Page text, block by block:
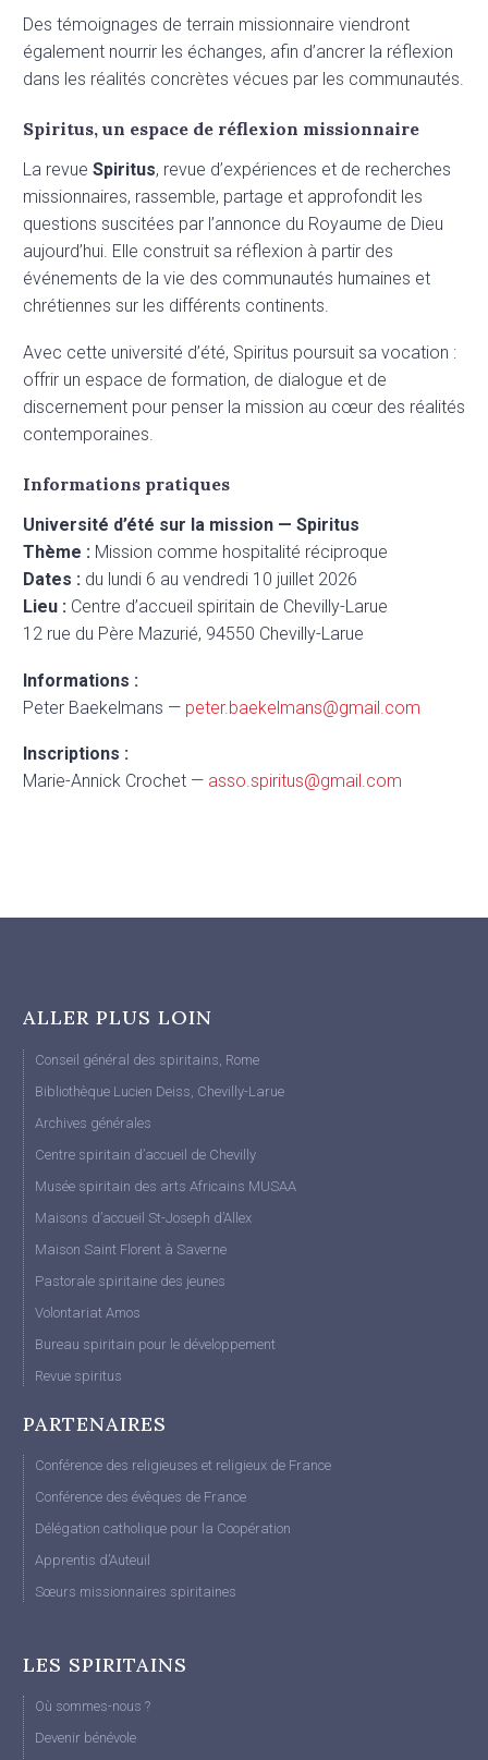
Des témoignages de terrain missionnaire viendront
également nourrir les échanges, afin d’ancrer la réflexion
dans les réalités concrètes vécues par les communautés.
Spiritus, un espace de réflexion missionnaire
La revue Spiritus, revue d’expériences et de recherches
missionnaires, rassemble, partage et approfondit les
questions suscitées par l’annonce du Royaume de Dieu
aujourd’hui. Elle construit sa réflexion à partir des
événements de la vie des communautés humaines et
chrétiennes sur les différents continents.
Avec cette université d’été, Spiritus poursuit sa vocation :
offrir un espace de formation, de dialogue et de
discernement pour penser la mission au cœur des réalités
contemporaines.
Informations pratiques
Université d’été sur la mission — Spiritus
Thème : Mission comme hospitalité réciproque
Dates : du lundi 6 au vendredi 10 juillet 2026
Lieu : Centre d’accueil spiritain de Chevilly-Larue
12 rue du Père Mazurié, 94550 Chevilly-Larue
Informations :
Peter Baekelmans — peter.baekelmans@gmail.com
Inscriptions :
Marie-Annick Crochet — asso.spiritus@gmail.com
ALLER PLUS LOIN
Conseil général des spiritains, Rome
Bibliothèque Lucien Deiss, Chevilly-Larue
Archives générales
Centre spiritain d’accueil de Chevilly
Musée spiritain des arts Africains MUSAA
Maisons d’accueil St-Joseph d’Allex
Maison Saint Florent à Saverne
Pastorale spiritaine des jeunes
Volontariat Amos
Bureau spiritain pour le développement
Revue spiritus
PARTENAIRES
Conférence des religieuses et religieux de France
Conférence des évêques de France
Délégation catholique pour la Coopération
Apprentis d’Auteuil
Sœurs missionnaires spiritaines
LES SPIRITAINS
Où sommes-nous ?
Devenir bénévole